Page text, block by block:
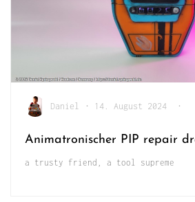
Daniel • 14. August 2024 •
Animatronischer PIP repair
a trusty friend, a tool supreme